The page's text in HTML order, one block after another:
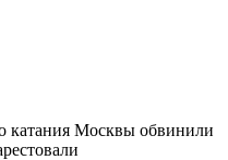
катания Москвы обвинили